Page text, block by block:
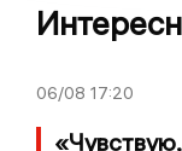
06/08 17:20